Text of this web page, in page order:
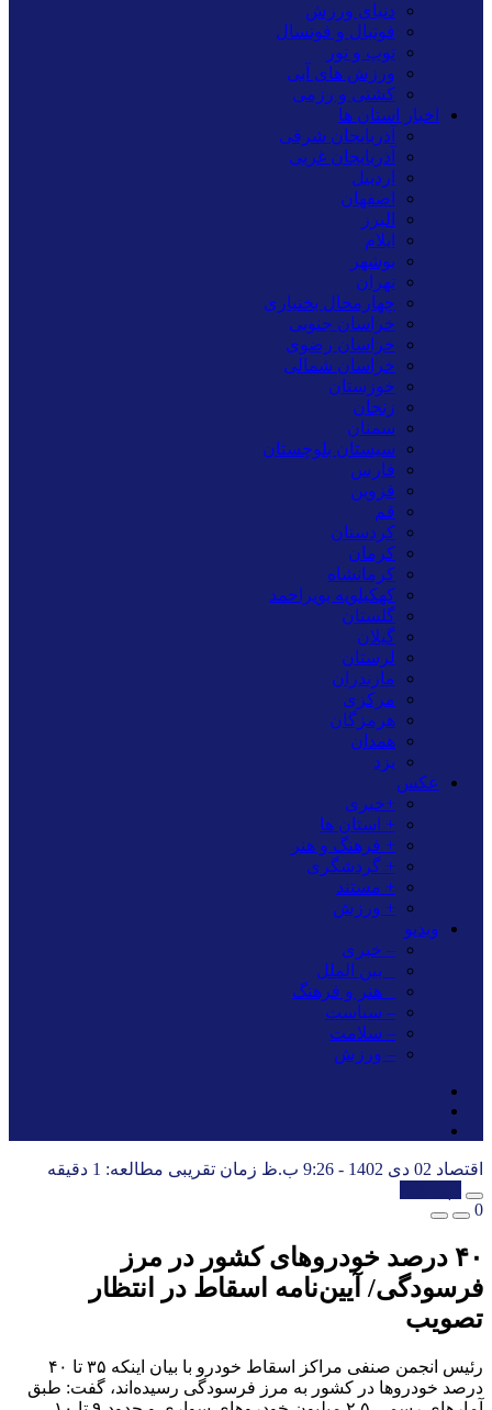
دنیای ورزش
فوتبال و فوتسال
توپ و تور
ورزش های آبی
کشتی و رزمی
اخبار استان ها
آذربایجان شرقی
آذربایجان غربی
اردبیل
اصفهان
البرز
ایلام
بوشهر
تهران
چهارمحال بختیاری
خراسان جنوبی
خراسان رضوی
خراسان شمالی
خوزستان
زنجان
سمنان
سیستان بلوچستان
فارس
قزوین
قم
کردستان
کرمان
کرمانشاه
کهکیلویه بویراحمد
گلستان
گیلان
لرستان
مازندران
مرکزی
هرمزگان
همدان
یزد
عکس
+خبری
+ استان ها
+ فرهنگ و هنر
+ گردشگری
+ مستند
+ ورزش
ویدیو
– خبری
_ بین الملل
_ هنر و فرهنگ
– سیاست
– سلامت
– ورزش
اقتصاد 02 دی 1402 - 9:26 ب.ظ
زمان تقریبی مطالعه: 1 دقیقه
0
۴۰ درصد خودروهای کشور در مرز
فرسودگی/ آیین‌نامه اسقاط در انتظار
تصویب
رئیس انجمن صنفی مراکز اسقاط خودرو با بیان اینکه ۳۵ تا ۴۰
درصد خودروها در کشور به مرز فرسودگی رسیده‌اند، گفت: طبق